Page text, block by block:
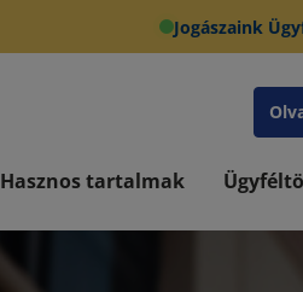
Jogászaink
Hasznos tartalmak